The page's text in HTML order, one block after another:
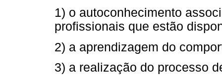
1) o autoconhecimento
profissionais que estão
2) a aprendizagem do
3) a realização do processo